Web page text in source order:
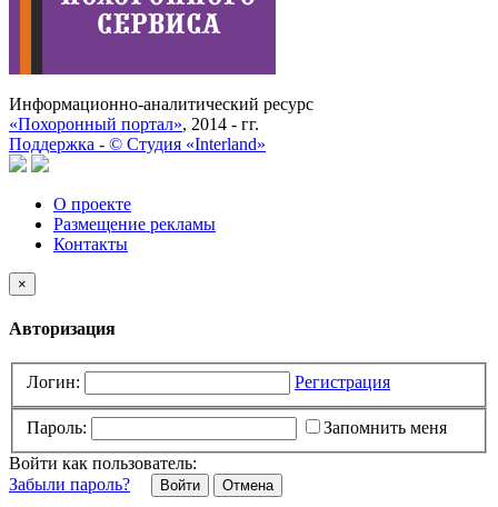
Информационно-аналитический ресурс
«Похоронный портал», 2014 - гг.
Поддержка - © Cтудия «Interland»
О проекте
Размещение рекламы
Контакты
×
Авторизация
Логин: Регистрация
Пароль:
Запомнить меня
Войти как пользователь:
Забыли пароль?
Отмена